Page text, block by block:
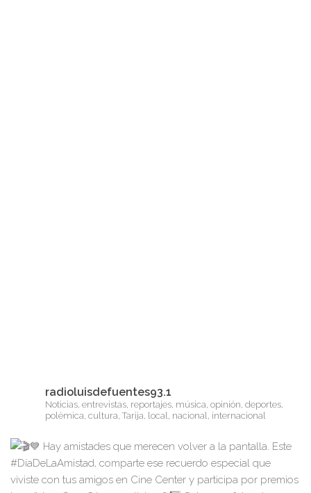
radioluisdefuentes93.1
Noticias, entrevistas, reportajes, música, opinión, deportes,
polémica, cultura, Tarija, local, nacional, internacional